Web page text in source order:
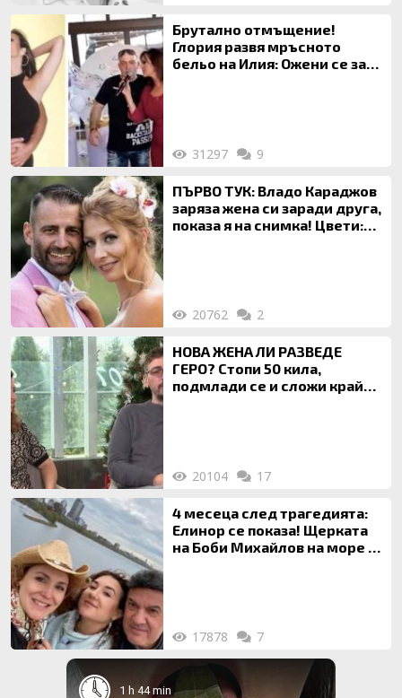
Брутално отмъщение!
Глория развя мръсното
бельо на Илия: Ожени се за
31297 9
ПЪРВО ТУК: Владо Караджов
заряза жена си заради друга,
показа я на снимка! Цвети:
20762 2
НОВА ЖЕНА ЛИ РАЗВЕДЕ
ГЕРО? Стопи 50 кила,
подмлади се и сложи край
20104 17
4 месеца след трагедията:
Елинор се показа! Щерката
на Боби Михайлов на море с
17878 7
1 h 44 min